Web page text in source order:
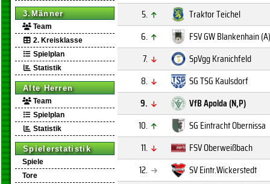
3.Männer
Team
2. Kreisklasse
Spielplan
Statistik
Alte Herren
Team
Spielplan
Statistik
Spielerstatistik
Spiele
Tore
5.
Traktor Teichel
6.
FSV GW Blankenhain (A)
7.
SpVgg Kranichfeld
8.
SG TSG Kaulsdorf
9.
VfB Apolda (N,P)
10.
SG Eintracht Obernissa
11.
FSV Oberweißbach
12.
SV Eintr.Wickerstedt